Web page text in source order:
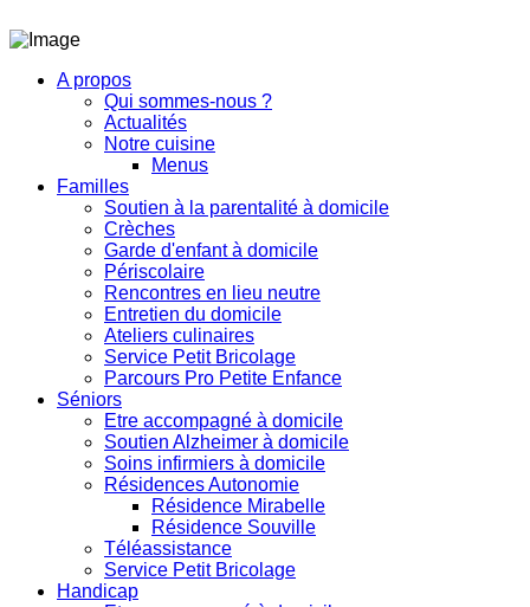
A propos
Qui sommes-nous ?
Actualités
Notre cuisine
Menus
Familles
Soutien à la parentalité à domicile
Crèches
Garde d'enfant à domicile
Périscolaire
Rencontres en lieu neutre
Entretien du domicile
Ateliers culinaires
Service Petit Bricolage
Parcours Pro Petite Enfance
Séniors
Etre accompagné à domicile
Soutien Alzheimer à domicile
Soins infirmiers à domicile
Résidences Autonomie
Résidence Mirabelle
Résidence Souville
Téléassistance
Service Petit Bricolage
Handicap